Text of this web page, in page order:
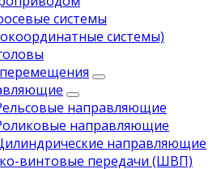
системы
системы)
направляющие
направляющие
направляющие
винтовые передачи (ШВП)